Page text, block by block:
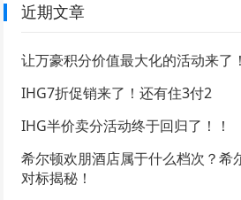
近期文章
让万豪积分价值最大化的活动来了
IHG7折促销来了！还有住3付2
IHG半价卖分活动终于回归了！！
希尔顿欢朋酒店属于什么档次？希
对标揭秘！